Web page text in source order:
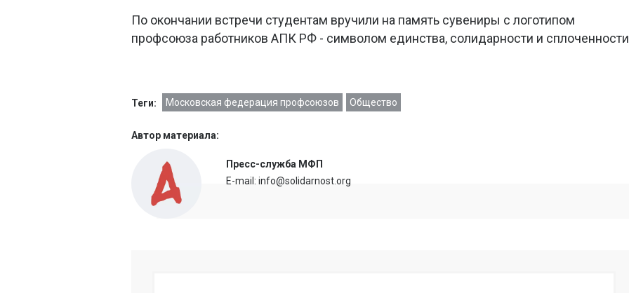
По окончании встречи студентам вручили на память сувениры с логотипом
профсоюза работников АПК РФ - символом единства, солидарности и
Теги: Московская федерация профсоюзов Общество
Автор материала:
Пресс-служба МФП
E-mail: info@solidarnost.org